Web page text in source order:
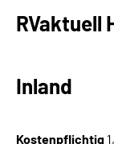
Rente
RVaktuell
Inland
Kostenpflichtig